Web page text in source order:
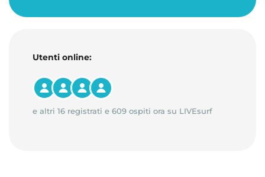
Utenti online:
e altri 16 registrati e 609 ospiti ora su LIVEsurf